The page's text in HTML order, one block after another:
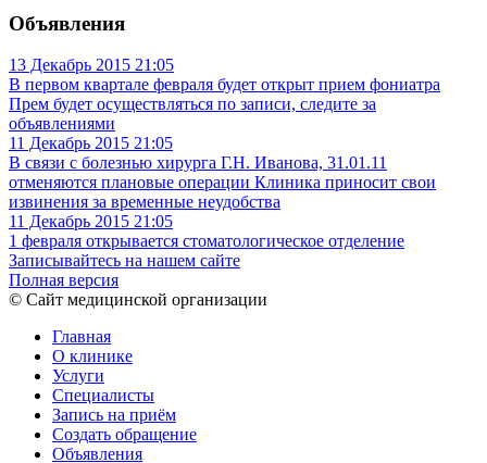
Объявления
13 Декабрь 2015 21:05
В первом квартале февраля будет открыт прием фониатра
Прем будет осуществляться по записи, следите за
объявлениями
11 Декабрь 2015 21:05
В связи с болезнью хирурга Г.Н. Иванова, 31.01.11
отменяются плановые операции Клиника приносит свои
извинения за временные неудобства
11 Декабрь 2015 21:05
1 февраля открывается стоматологическое отделение
Записывайтесь на нашем сайте
Полная версия
© Сайт медицинской организации
Главная
О клинике
Услуги
Специалисты
Запись на приём
Создать обращение
Объявления